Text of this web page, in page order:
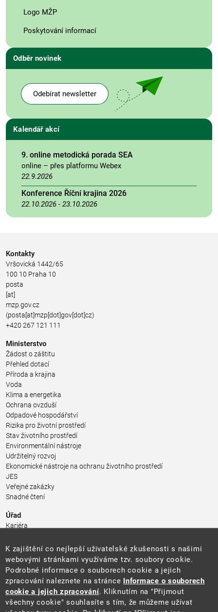
Logo MŽP
Poskytování informací
Odběr novinek
Odebírat newsletter
Kalendář akcí
9. online metodická porada SEA
online – přes platformu Webex
22.9.2026
Konference Říční krajina 2026
22.10.2026 - 23.10.2026
Kontakty
Vršovická 1442/65
100 10 Praha 10
posta
[at]
mzp.gov.cz
(posta[at]mzp[dot]gov[dot]cz)
+420 267 121 111
Ministerstvo
Žádost o záštitu
Přehled dotací
Příroda a krajina
Voda
Klima a energetika
Ochrana ovzduší
Odpadové hospodářství
Rizika pro životní prostředí
Stav životního prostředí
Environmentální nástroje
Udržitelný rozvoj
Ekonomické nástroje na ochranu životního prostředí
JES
Veřejné zakázky
Snadné čtení
Úřad
Kariéra
Pro média a veřejnost
Povinně zveřejňované informace
Kontakty
Přistupnost budovy úřadu MŽP
(PDF, 204 kB)
Web
Aktuality
K zajištění co nejlepší uživatelské zkušenosti s našimi
webovými stránkami využíváme tzv. soubory cookie.
Podrobné informace o souborech cookie a jejich
zpracování naleznete na stránce Informace o souborech
cookie a jejich zpracování. Kliknutím na "Přijmout
všechny cookie" souhlasíte s tím, že můžeme užívat